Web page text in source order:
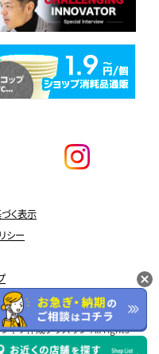
く表示
シー
覧
ャツ作成プラスワンAll rights